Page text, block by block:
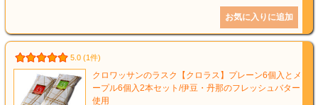
5.0 (1件)
クロワッサンのラスク【クロラス】プレーン6個入とメ
ープル6個入2本セット/伊豆・丹那のフレッシュバター
使用